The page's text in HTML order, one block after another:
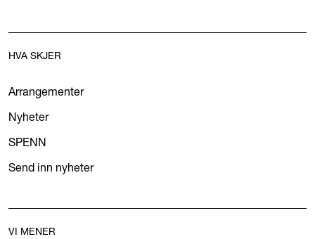
HVA SKJER
Arrangementer
Nyheter
SPENN
Send inn nyheter
VI MENER